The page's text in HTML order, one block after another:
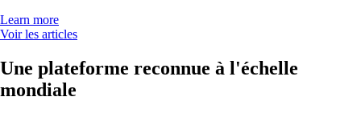
Learn more
Voir les articles
Une plateforme reconnue à l'échelle
mondiale